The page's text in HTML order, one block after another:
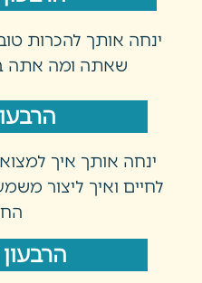
ינחה אותך להכרות
שאתה ומה אתה
ינחה אותך איך
לחיים ואיך ליצור